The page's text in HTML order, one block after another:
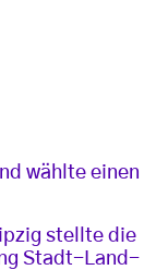
wählte einen
stellte die
Stadt-Land-